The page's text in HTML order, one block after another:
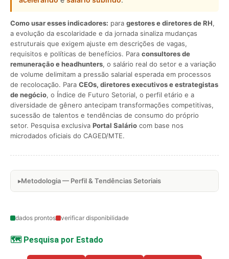
Como usar esses indicadores: para gestores e diretores de RH,
a evolução da escolaridade e da jornada sinaliza mudanças
estruturais que exigem ajuste em descrições de vagas,
requisitos e políticas de benefícios. Para consultores de
remuneração e headhunters, o salário real do setor e a variação
de volume delimitam a pressão salarial esperada em processos
de recolocação. Para CEOs, diretores executivos e estrategistas
de negócio, o Índice de Futuro Setorial, o perfil etário e a
diversidade de gênero antecipam transformações competitivas,
sucessão de talentos e tendências de consumo do próprio
setor. Pesquisa exclusiva Portal Salário com base nos
microdados oficiais do CAGED/MTE.
Metodologia — Perfil & Tendências Setoriais
dados prontos verificar disponibilidade
🗺️ Pesquisa por Estado